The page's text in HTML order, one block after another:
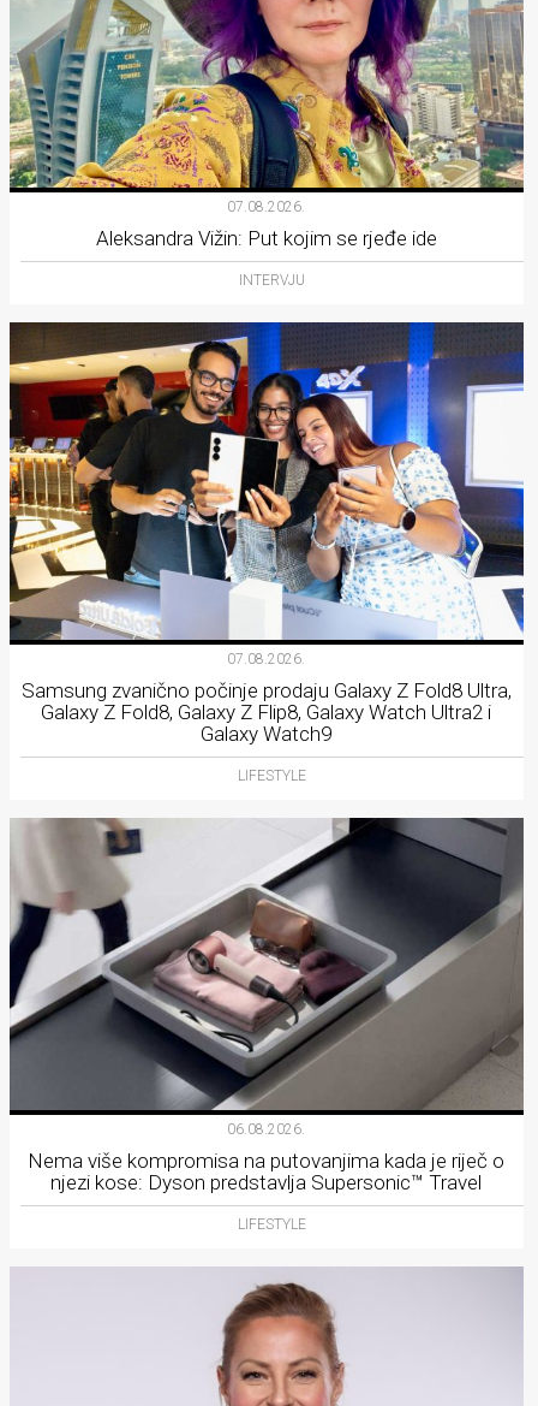
07.08.2026.
Aleksandra Vižin: Put kojim se rjeđe ide
INTERVJU
07.08.2026.
Samsung zvanično počinje prodaju Galaxy Z Fold8 Ultra,
Galaxy Z Fold8, Galaxy Z Flip8, Galaxy Watch Ultra2 i
Galaxy Watch9
LIFESTYLE
06.08.2026.
Nema više kompromisa na putovanjima kada je riječ o
njezi kose: Dyson predstavlja Supersonic™ Travel
LIFESTYLE